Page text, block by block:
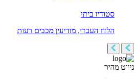
סטודיו ביתי
הלוח העברי, מודיעין מכבים רעות
ניווט מהיר